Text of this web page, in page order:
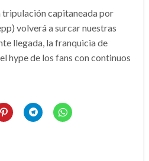
tripulación capitaneada por
volverá a surcar nuestras
llegada, la franquicia de
hype de los fans con continuos